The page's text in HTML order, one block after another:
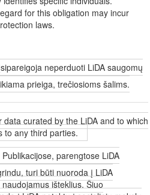
for this obligation may incur
laws.
neperduoti LiDA saugomų
prieiga, trečiosioms šalims.
curated by the LiDA and to which
to any third parties.
Publikacijose, parengtose LiDA
turi būti nuoroda į LiDA
išteklius. Šiuo